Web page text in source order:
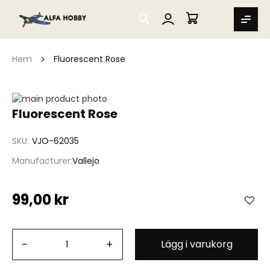
SEARCH
MIN VARUKORG
Hem Fluorescent Rose
Fluorescent Rose
SKU VJO-62035
ManufacturerVallejo
99,00 kr
- + Lägg i varukorg
Hoppa
till
bildgalleriet
Hoppa
av
bildgalleriet